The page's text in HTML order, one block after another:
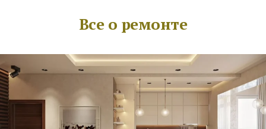
Все о ремонте